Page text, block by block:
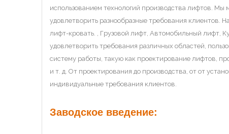
использованием технологий производства лифтов.
удовлетворить разнообразные требования клиентов.
лифт-кровать. , Грузовой лифт, Автомобильный
удовлетворить требования различных областей,
систему работы, такую ​​как проектирование лифтов,
и т. д. От проектирования до производства, от от
индивидуальные требования клиентов.
Заводское введение: